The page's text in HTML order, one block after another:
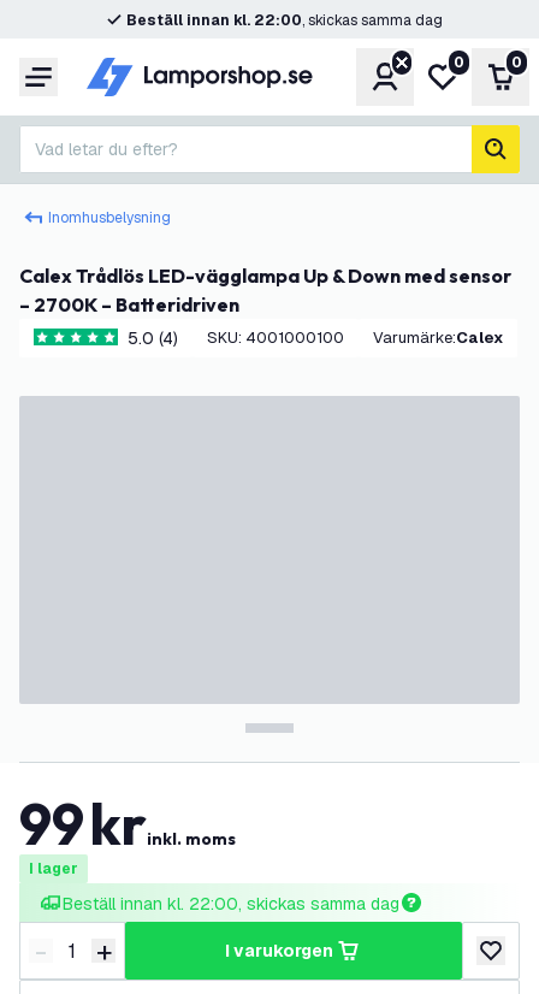
Beställ innan kl. 22:00, skickas samma dag
Meny KontoMin0 0
Vad letar du efter?
sök
Inomhusbelysning
Calex Trådlös LED-vägglampa Up & Down med sensor
– 2700K – Batteridriven
5 stjärnbetyg5.0 (4) SKU: 4001000100 Varumärke: Calex
99krinkl. moms
I lager
Beställ innan kl. 22:00, skickas samma dag
Minska antal
- Öka antal
+ i varukorgen
lägg